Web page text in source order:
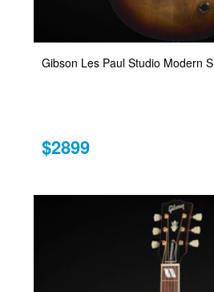
Gibson Les Paul Studio Modern
$2899